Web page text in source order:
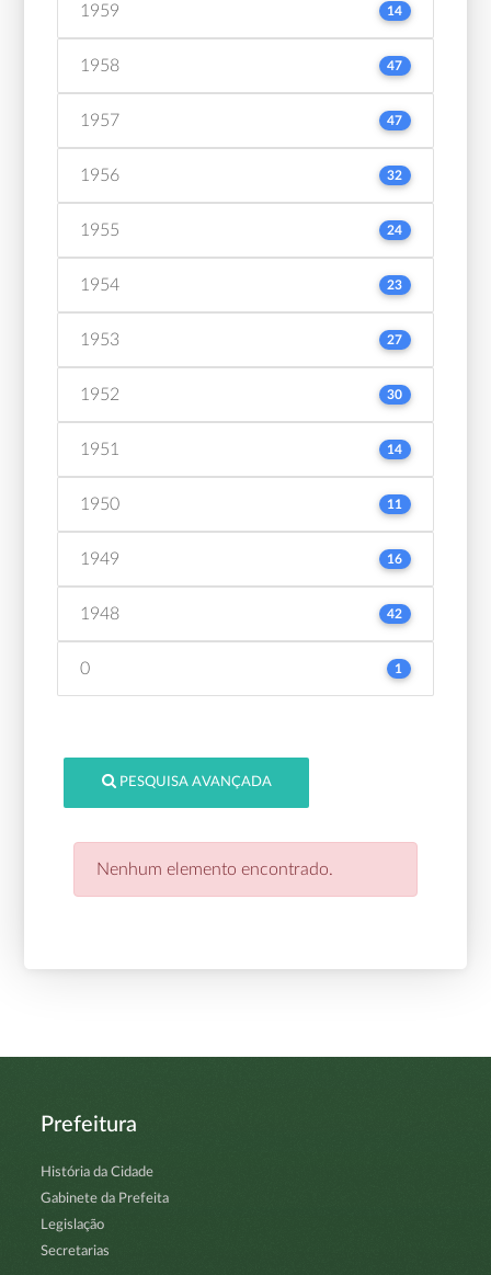
1959 14
1958 47
1957 47
1956 32
1955 24
1954 23
1953 27
1952 30
1951 14
1950 11
1949 16
1948 42
0 1
PESQUISA AVANÇADA
Nenhum elemento encontrado.
Prefeitura
História da Cidade
Gabinete da Prefeita
Legislação
Secretarias